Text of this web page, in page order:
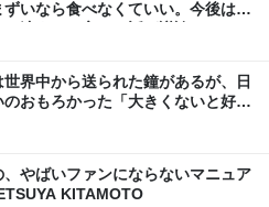
いなら食べなくていい。今後は自
渡す」と言った話が議論に
界中から送られた鐘があるが、日
おもろかった「大きくないと好き
やばいファンにならないマニュア
KITAMOTO